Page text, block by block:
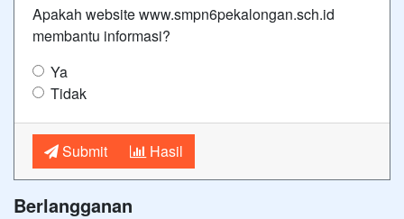
Apakah website www.smpn6pekalongan.sch.id
membantu informasi?
Ya
Tidak
Submit Hasil
Berlangganan